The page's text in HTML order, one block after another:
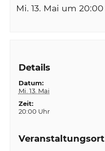
Mi. 13. Mai um 20:00
Details
Datum:
Mi. 13. Mai
Zeit:
20:00 Uhr
Veranstaltungsort